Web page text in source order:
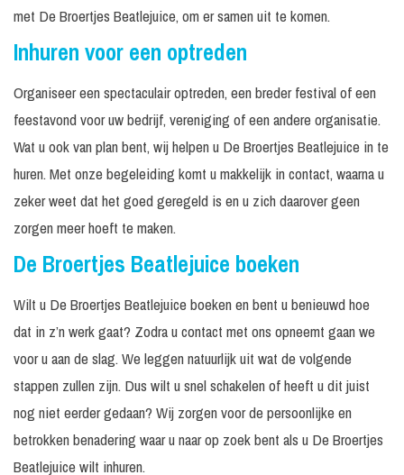
met De Broertjes Beatlejuice, om er samen uit te komen.
Inhuren voor een optreden
Organiseer een spectaculair optreden, een breder festival of een
feestavond voor uw bedrijf, vereniging of een andere organisatie.
Wat u ook van plan bent, wij helpen u De Broertjes Beatlejuice in te
huren. Met onze begeleiding komt u makkelijk in contact, waarna u
zeker weet dat het goed geregeld is en u zich daarover geen
zorgen meer hoeft te maken.
De Broertjes Beatlejuice boeken
Wilt u De Broertjes Beatlejuice boeken en bent u benieuwd hoe
dat in z’n werk gaat? Zodra u contact met ons opneemt gaan we
voor u aan de slag. We leggen natuurlijk uit wat de volgende
stappen zullen zijn. Dus wilt u snel schakelen of heeft u dit juist
nog niet eerder gedaan? Wij zorgen voor de persoonlijke en
betrokken benadering waar u naar op zoek bent als u De Broertjes
Beatlejuice wilt inhuren.